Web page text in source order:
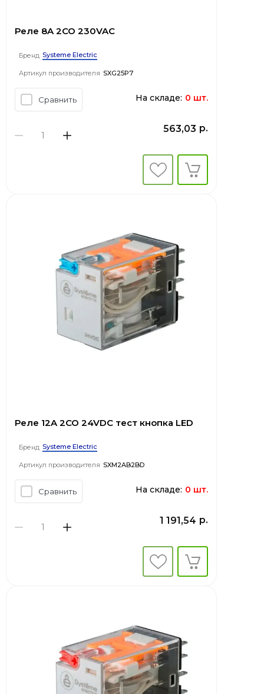
Реле 8A 2CO 230VAC
Бренд Systeme Electric
Артикул производителя SXG25P7
Сравнить На складе: 0 шт.
563,03 р.
Реле 12A 2CO 24VDC тест кнопка LED
Бренд Systeme Electric
Артикул производителя SXM2AB2BD
Сравнить На складе: 0 шт.
1 191,54 р.